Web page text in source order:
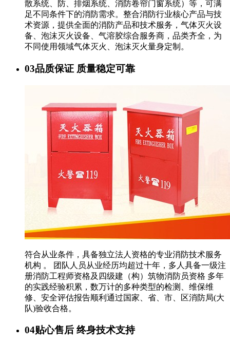
散系统、防、排烟系统、消防卷帘门窗系统）等，可满
足不同条件下的消防需求。整合消防行业核心产品与技
术资源，提供全面的消防产品和技术服务，气体灭火设
备、泡沫灭火设备、气溶胶综合服务商，品类齐全，为
不同使用领域气体灭火、泡沫灭火量身定制。
03品质保证 质量稳定可靠
符合从业条件，具备独立法人资格的专业消防技术服务
机构 。 团队人员从业经历均超过十年，多人具备一级注
册消防工程师资格及四级建（构）筑物消防员资格 多年
的实践经验积累，数万计的多种类型的检测、维保维
修、安全评估报告顺利通过国家、省、市、区消防局(大
队)验收合格。
04贴心售后 终身技术支持